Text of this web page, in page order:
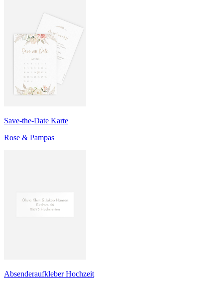
Save-the-Date Karte
Rose & Pampas
Absenderaufkleber Hochzeit